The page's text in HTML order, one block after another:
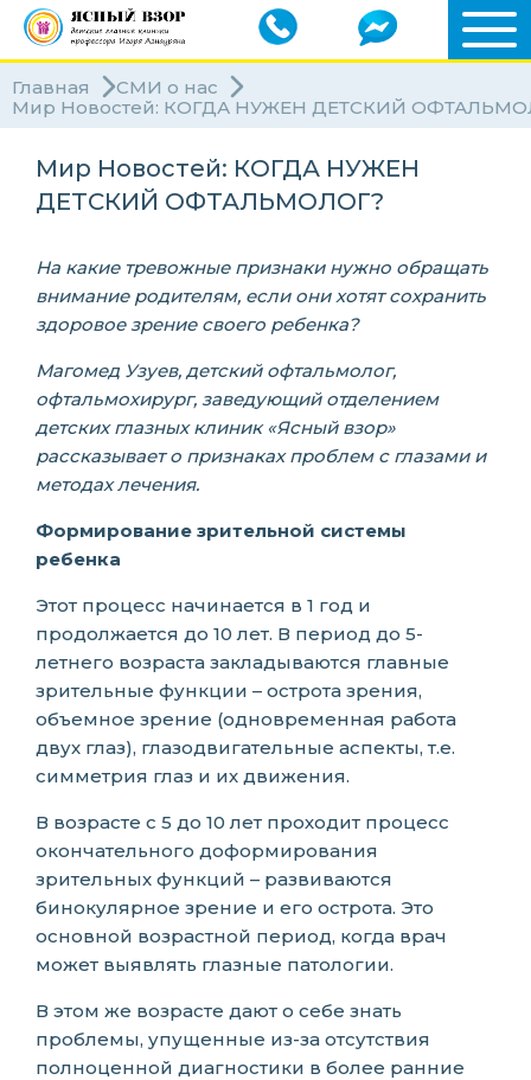
Главная
СМИ о нас
Мир Новостей: КОГДА НУЖЕН ДЕТСКИЙ
Мир Новостей: КОГДА НУЖЕН
ДЕТСКИЙ ОФТАЛЬМОЛОГ?
На какие тревожные признаки нужно обращать
внимание родителям, если они хотят сохранить
здоровое зрение своего ребенка?
Магомед Узуев, детский офтальмолог,
офтальмохирург, заведующий отделением
детских глазных клиник «Ясный взор»
рассказывает о признаках проблем с глазами и
методах лечения.
Формирование зрительной системы
ребенка
Этот процесс начинается в 1 год и
продолжается до 10 лет. В период до 5-
летнего возраста закладываются главные
зрительные функции – острота зрения,
объемное зрение (одновременная работа
двух глаз), глазодвигательные аспекты, т.е.
симметрия глаз и их движения.
В возрасте с 5 до 10 лет проходит процесс
окончательного доформирования
зрительных функций – развиваются
бинокулярное зрение и его острота. Это
основной возрастной период, когда врач
может выявлять глазные патологии.
В этом же возрасте дают о себе знать
проблемы, упущенные из-за отсутствия
полноценной диагностики в более ранние